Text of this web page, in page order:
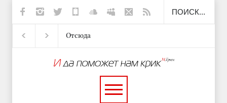
Отсюда